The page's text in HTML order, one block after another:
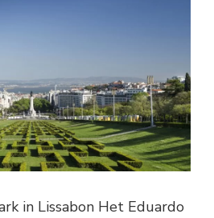
in Lissabon Het Eduardo